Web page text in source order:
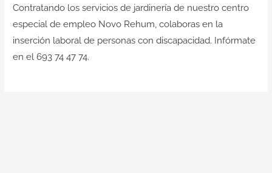
Contratando los servicios de jardinería de nuestro centro
especial de empleo Novo Rehum, colaboras en la
inserción laboral de personas con discapacidad. Infórmate
en el 693 74 47 74.